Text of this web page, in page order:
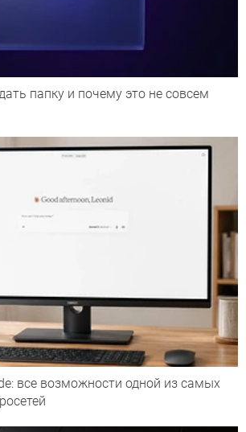
папку и почему это не совсем
все возможности одной из самых